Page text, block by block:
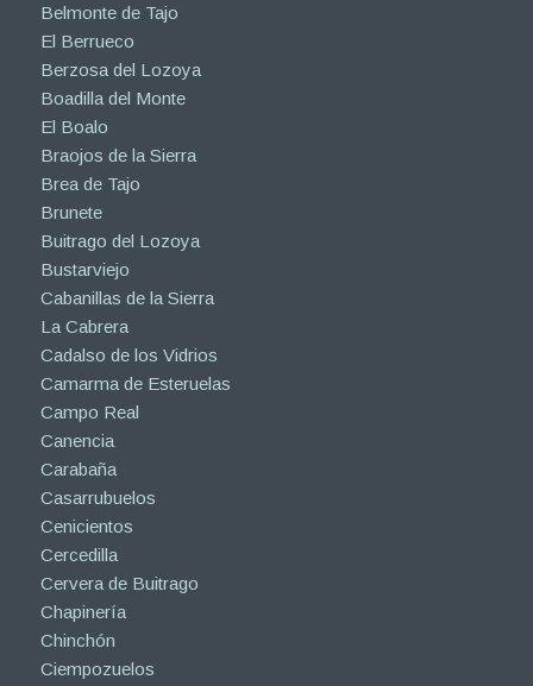
Belmonte de Tajo
El Berrueco
Berzosa del Lozoya
Boadilla del Monte
El Boalo
Braojos de la Sierra
Brea de Tajo
Brunete
Buitrago del Lozoya
Bustarviejo
Cabanillas de la Sierra
La Cabrera
Cadalso de los Vidrios
Camarma de Esteruelas
Campo Real
Canencia
Carabaña
Casarrubuelos
Cenicientos
Cercedilla
Cervera de Buitrago
Chapinería
Chinchón
Ciempozuelos